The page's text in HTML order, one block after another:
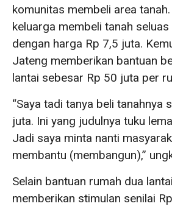
komunitas membeli area
keluarga membeli tanah
dengan harga Rp 7,5 juta.
Jateng memberikan bantuan
lantai sebesar Rp 50 juta per
“Saya tadi tanya beli tanahnya
juta. Ini yang judulnya tuku
Jadi saya minta nanti
membantu (membangun),”
Selain bantuan rumah dua
memberikan stimulan senilai